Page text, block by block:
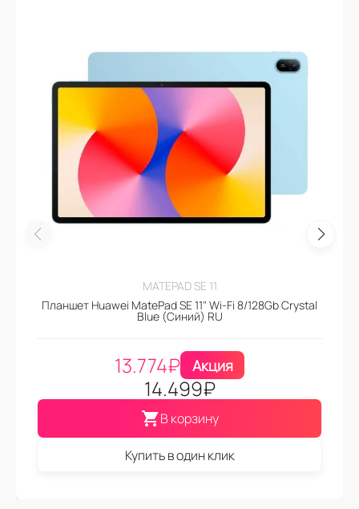
MATEPAD SE 11
Планшет Huawei MatePad SE 11" Wi-Fi 8/128Gb Crystal
Blue (Синий) RU
13.774₽ Акция
14.499₽
В корзину
Купить в один клик